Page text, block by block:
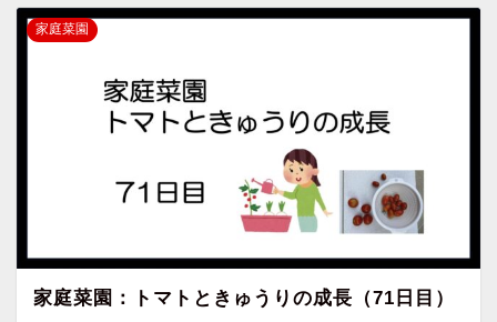
家庭菜園
家庭菜園：トマトときゅうりの成長（71日目）